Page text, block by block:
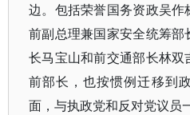
边。包括荣誉国务资政吴作
前副总理兼国家安全统筹
长马宝山和前交通部长林
前部长，也按惯例迁移到
面，与执政党和反对党议员